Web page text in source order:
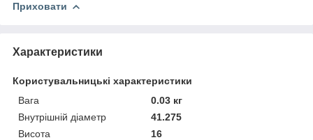
Приховати
Характеристики
Користувальницькі характеристики
Вага
0.03 кг
Внутрішній діаметр
41.275
Висота
16